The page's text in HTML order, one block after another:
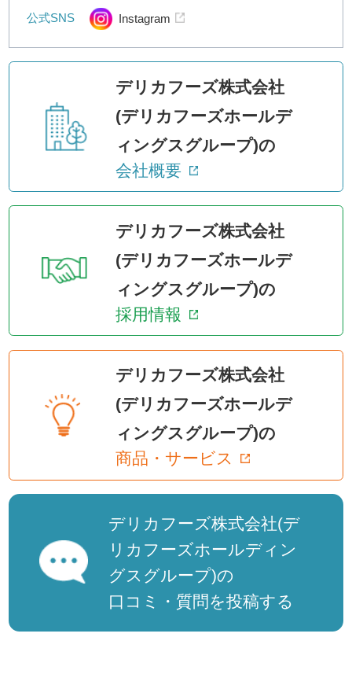
公式SNS
Instagram
デリカフーズ株式会社
(デリカフーズホールデ
ィングスグループ)の
会社概要
デリカフーズ株式会社
(デリカフーズホールデ
ィングスグループ)の
採用情報
デリカフーズ株式会社
(デリカフーズホールデ
ィングスグループ)の
商品・サービス
デリカフーズ株式会社(デ
リカフーズホールディン
グスグループ)の
口コミ・質問を投稿する